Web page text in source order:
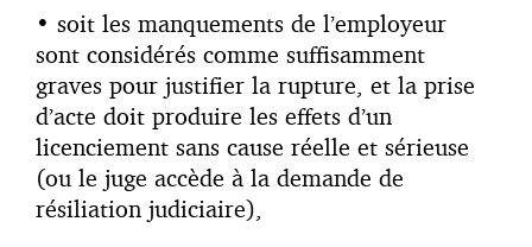
• soit les manquements de l’employeur
sont considérés comme suffisamment
graves pour justifier la rupture, et la prise
d’acte doit produire les effets d’un
licenciement sans cause réelle et sérieuse
(ou le juge accède à la demande de
résiliation judiciaire),